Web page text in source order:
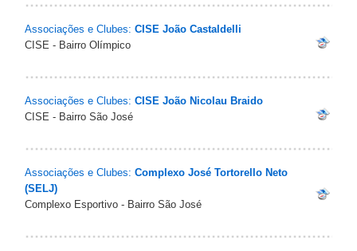
Associações e Clubes: CISE João Castaldelli
CISE - Bairro Olímpico
Associações e Clubes: CISE João Nicolau Braido
CISE - Bairro São José
Associações e Clubes: Complexo José Tortorello Neto
(SELJ)
Complexo Esportivo - Bairro São José